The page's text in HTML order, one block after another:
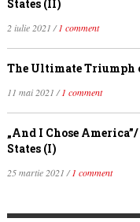
States (II)
2 iulie 2021 /1 comment
The Ultimate Triumph
11 mai 2021 /1 comment
„And I Chose
States (I)
25 martie 2021 /1 comment